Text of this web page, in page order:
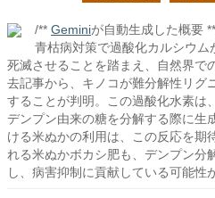
/** Geminiが自動生成した概要
青枯病対策で過酸化カルシウ
死滅させることを踏まえ、自然界で
去記事から、キノコが難分解性リグ
することが判明。この過酸化水素は
デンプン由来の糖を分解する際に生
ける米ぬかの利用は、この反応を期
れる米ぬかボカシ肥も、デンプン分
し、病害抑制に貢献している可能性